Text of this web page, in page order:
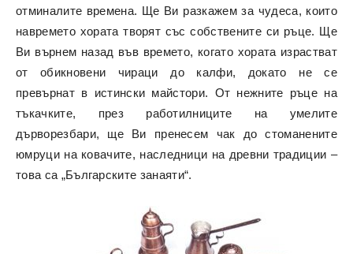
отминалите времена. Ще Ви разкажем за чудеса, които
навремето хората творят със собствените си ръце. Ще
Ви върнем назад във времето, когато хората израстват
от обикновени чираци до калфи, докато не се
превърнат в истински майстори. От нежните ръце на
тъкачките, през работилниците на умелите
дърворезбари, ще Ви пренесем чак до стоманените
юмруци на ковачите, наследници на древни традиции –
това са „Българските занаяти“.